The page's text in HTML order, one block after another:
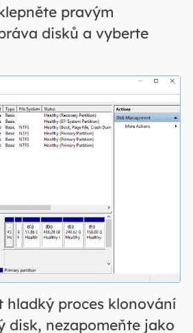
pravým
disků a vyberte
hladký proces klonování
disk, nezapomeňte jako